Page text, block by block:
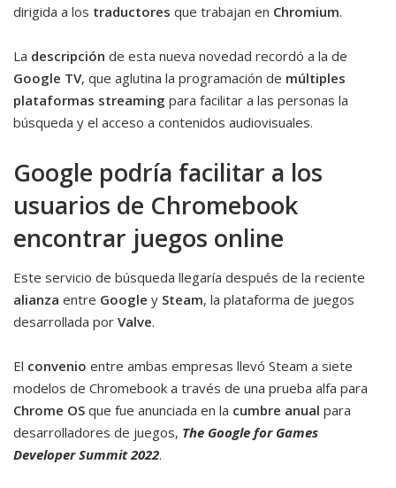
dirigida a los traductores que trabajan en Chromium.
La descripción de esta nueva novedad recordó a la de
Google TV, que aglutina la programación de múltiples
plataformas streaming para facilitar a las personas la
búsqueda y el acceso a contenidos audiovisuales.
Google podría facilitar a los
usuarios de Chromebook
encontrar juegos online
Este servicio de búsqueda llegaría después de la reciente
alianza entre Google y Steam, la plataforma de juegos
desarrollada por Valve.
El convenio entre ambas empresas llevó Steam a siete
modelos de Chromebook a través de una prueba alfa para
Chrome OS que fue anunciada en la cumbre anual para
desarrolladores de juegos, The Google for Games
Developer Summit 2022.